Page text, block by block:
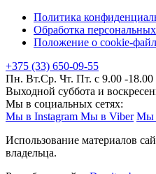
Политика
Обработка
Положение о cookie-
+375 (33) 650-09-55
Пн. Вт.Ср. Чт. Пт. с 9.00 -18.00
Выходной суббота и
Мы в социальных сетях:
Мы в Instagram Мы в Viber Мы
Использование материалов
владельца.